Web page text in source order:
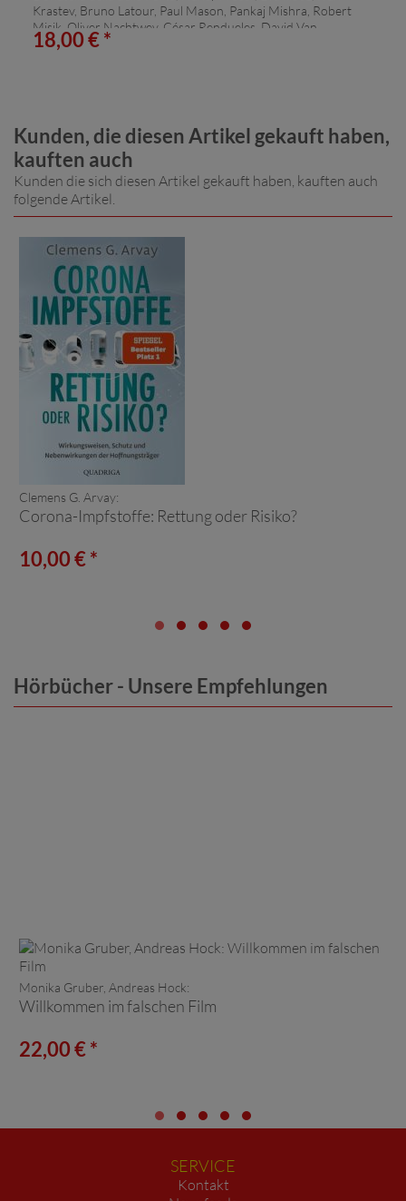
Krastev, Bruno Latour, Paul Mason, Pankaj Mishra, Robert
Misik, Oliver Nachtwey, César Rendueles, David Van
Reybrouck, Wolfgang Streeck, David Van Reybrouck, David
18,00 € *
Kunden, die diesen Artikel gekauft haben,
kauften auch
Kunden die sich diesen Artikel gekauft haben, kauften auch
folgende Artikel.
Clemens G. Arvay:
Corona-Impfstoffe: Rettung oder Risiko?
10,00 € *
Hörbücher - Unsere Empfehlungen
Monika Gruber, Andreas Hock:
Willkommen im falschen Film
22,00 € *
SERVICE
Kontakt